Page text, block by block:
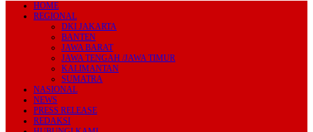
HOME
REGIONAL
DKI JAKARTA
BANTEN
JAWA BARAT
JAWA TENGAH /JAWA TIMUR
KALIMANTAN
SUMATRA
NASIONAL
NEWS
PRESS RELEASE
REDAKSI